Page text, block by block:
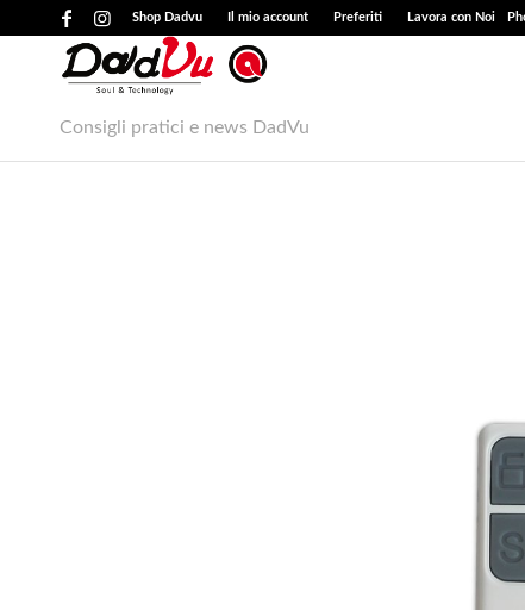
Shop Dadvu Il mio account Preferiti Lavora con Noi
Consigli pratici e news DadVu